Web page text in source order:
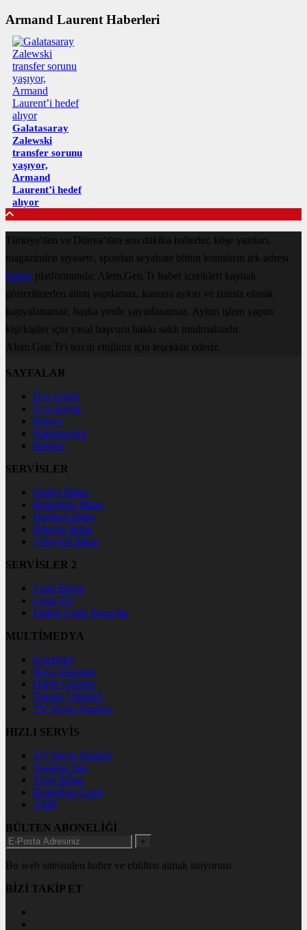
Armand Laurent Haberleri
Galatasaray
Zalewski
transfer sorunu
yaşıyor,
Armand
Laurent’i hedef
alıyor
Türkiye'den ve Dünya’dan son dakika haberler, köşe yazıları,
magazinden siyasete, spordan seyahate bütün konuların tek adresi
Haberplatformunda; Alem.Gen.Tr haber içerikleri kaynak
gösterilmeden alıntı yapılamaz, kanuna aykırı ve izinsiz olarak
kopyalanamaz, başka yerde yayınlanamaz. Aykırı işlem yapan
kişi/kişiler için yasal başvuru hakkı saklı tutulmaktadır.
Alem.Gen.Tr'i tercih ettiğiniz için teşekkür ederiz.
SAYFALAR
Üye Girişi
Üye Kaydı
Künye
Hakkımızda
İletişim
SERVİSLER
Futbol İddaa
Basketbol İddaa
Hentbol İddaa
Bilardo İddaa
Voleybol İddaa
SERVİSLER 2
Canlı Borsa
Canlı TV
Futbol Canlı Sonuçlar
MULTİMEDYA
Gazeteler
Hava Durumu
Haber Gönder
Namaz Vakitleri
TV Yayın Akışları
HIZLI SERVİS
TV Yayın Akışları
Yazarlar Site
Tenis İddaa
Basketbol Canlı
AMP
BÜLTEN ABONELİĞİ
+
Bu web sitesinden haber ve ebülten almak istiyorum
BİZİ TAKİP ET